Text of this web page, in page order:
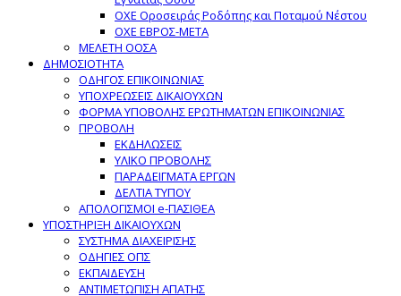
ΟΧΕ Οροσειράς Ροδόπης και Ποταμού Νέστου
ΟΧΕ ΕΒΡΟΣ-ΜΕΤΑ
ΜΕΛΕΤΗ ΟΟΣΑ
ΔΗΜΟΣΙΟΤΗΤΑ
ΟΔΗΓΟΣ ΕΠΙΚΟΙΝΩΝΙΑΣ
ΥΠΟΧΡΕΩΣΕΙΣ ΔΙΚΑΙΟΥΧΩΝ
ΦΟΡΜΑ ΥΠΟΒΟΛΗΣ ΕΡΩΤΗΜΑΤΩΝ ΕΠΙΚΟΙΝΩΝΙΑΣ
ΠΡΟΒΟΛΗ
ΕΚΔΗΛΩΣΕΙΣ
ΥΛΙΚΟ ΠΡΟΒΟΛΗΣ
ΠΑΡΑΔΕΙΓΜΑΤΑ ΕΡΓΩΝ
ΔΕΛΤΙΑ ΤΥΠΟΥ
ΑΠΟΛΟΓΙΣΜΟΙ e-ΠΑΣΙΘΕΑ
ΥΠΟΣΤΗΡΙΞΗ ΔΙΚΑΙΟΥΧΩΝ
ΣΥΣΤΗΜΑ ΔΙΑΧΕΙΡΙΣΗΣ
ΟΔΗΓΙΕΣ ΟΠΣ
ΕΚΠΑΙΔΕΥΣΗ
ΑΝΤΙΜΕΤΩΠΙΣΗ ΑΠΑΤΗΣ